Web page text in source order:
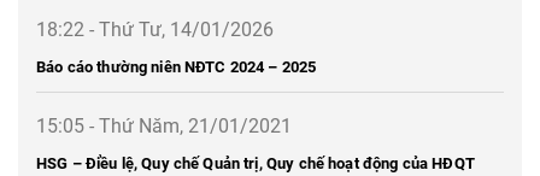
18:22 - Thứ Tư, 14/01/2026
Báo cáo thường niên NĐTC 2024 – 2025
15:05 - Thứ Năm, 21/01/2021
HSG – Điều lệ, Quy chế Quản trị, Quy chế hoạt động của HĐQT